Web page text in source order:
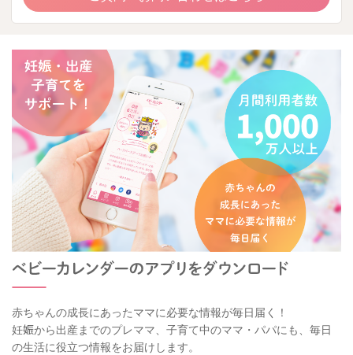
赤ちゃんの成長にあったママに必要な情報が毎日届く！
妊娠から出産までのプレママ、子育て中のママ・パパにも、毎日
の生活に役立つ情報をお届けします。